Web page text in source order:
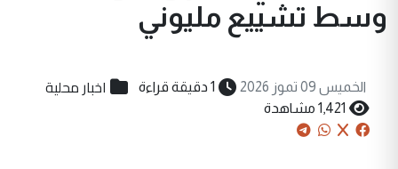
وسط تشييع مليوني
الخميس 09 تموز 2026 1 دقيقة قراءة اخبار محلية
1,421 مشاهدة